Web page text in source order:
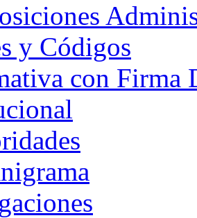
y Códigos
con Firma